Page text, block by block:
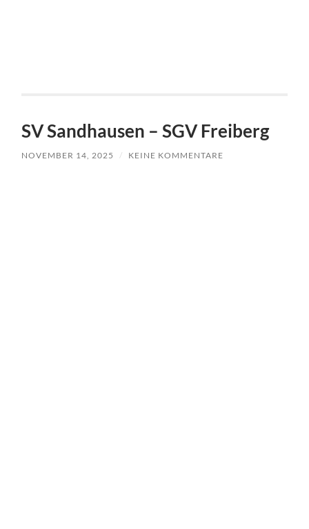
SV Sandhausen – SGV Freiberg
NOVEMBER 14, 2025 / KEINE KOMMENTARE